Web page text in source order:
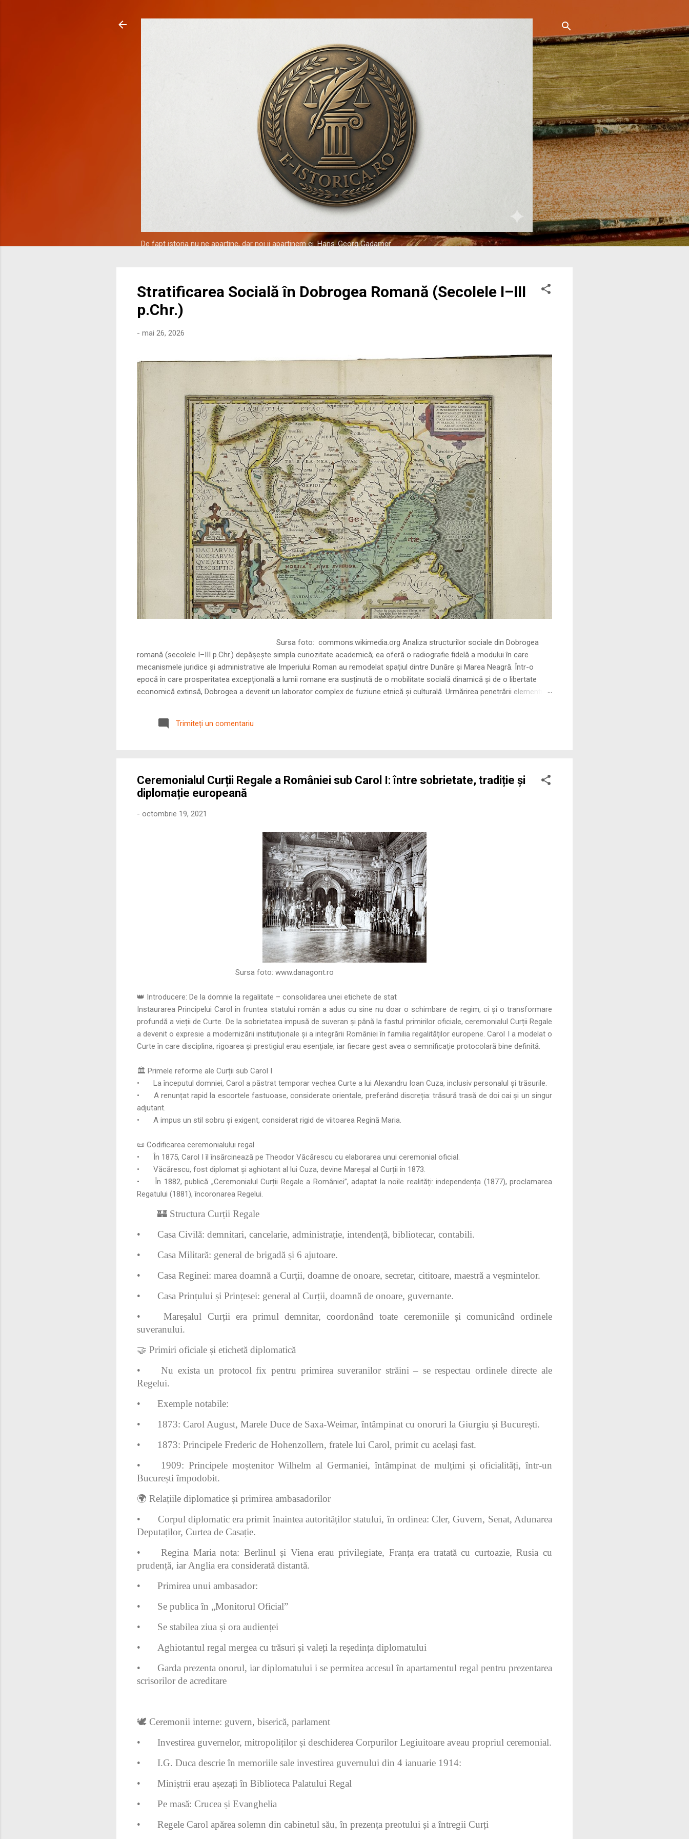
De fapt istoria nu ne apartine, dar noi ii apartinem ei. Hans-Georg Gadamer
Stratificarea Socială în Dobrogea Romană (Secolele I–III
p.Chr.)
- mai 26, 2026
Sursa foto: commons.wikimedia.org Analiza structurilor sociale din Dobrogea
romană (secolele I–III p.Chr.) depășește simpla curiozitate academică; ea oferă o radiografie fidelă a modului în care
mecanismele juridice și administrative ale Imperiului Roman au remodelat spațiul dintre Dunăre și Marea Neagră. Într-o
epocă în care prosperitatea excepțională a lumii romane era susținută de o mobilitate socială dinamică și de o libertate
economică extinsă, Dobrogea a devenit un laborator complex de fuziune etnică și culturală. Urmărirea penetrării elementului
precizie profunzimea și ritmul procesului de rom...
Trimiteți un comentariu
Ceremonialul Curții Regale a României sub Carol I: între sobrietate, tradiție și
diplomație europeană
- octombrie 19, 2021
Sursa foto: www.danagont.ro
👑 Introducere: De la domnie la regalitate – consolidarea unei etichete de stat
Instaurarea Principelui Carol în fruntea statului român a adus cu sine nu doar o schimbare de regim, ci și o transformare
profundă a vieții de Curte. De la sobrietatea impusă de suveran și până la fastul primirilor oficiale, ceremonialul Curții Regale
a devenit o expresie a modernizării instituționale și a integrării României în familia regalităților europene. Carol I a modelat o
Curte în care disciplina, rigoarea și prestigiul erau esențiale, iar fiecare gest avea o semnificație protocolară bine definită.
🏛️ Primele reforme ale Curții sub Carol I
•
La începutul domniei, Carol a păstrat temporar vechea Curte a lui Alexandru Ioan Cuza, inclusiv personalul și trăsurile.
•
A renunțat rapid la escortele fastuoase, considerate orientale, preferând discreția: trăsură trasă de doi cai și un singur
adjutant.
•
A impus un stil sobru și exigent, considerat rigid de viitoarea Regină Maria.
📜 Codificarea ceremonialului regal
•
În 1875, Carol I îl însărcinează pe Theodor Văcărescu cu elaborarea unui ceremonial oficial.
•
Văcărescu, fost diplomat și aghiotant al lui Cuza, devine Mareșal al Curții în 1873.
•
În 1882, publică „Ceremonialul Curții Regale a României”, adaptat la noile realități: independența (1877), proclamarea
Regatului (1881), încoronarea Regelui.
🏰 Structura Curții Regale
•
Casa Civilă: demnitari, cancelarie, administrație, intendență, bibliotecar, contabili.
•
Casa Militară: general de brigadă și 6 ajutoare.
•
Casa Reginei: marea doamnă a Curții, doamne de onoare, secretar, cititoare, maestră a veșmintelor.
•
Casa Prințului și Prințesei: general al Curții, doamnă de onoare, guvernante.
•
Mareșalul Curții era primul demnitar, coordonând toate ceremoniile și comunicând ordinele
suveranului.
🤝 Primiri oficiale și etichetă diplomatică
•
Nu exista un protocol fix pentru primirea suveranilor străini – se respectau ordinele directe ale
Regelui.
•
Exemple notabile:
•
1873: Carol August, Marele Duce de Saxa-Weimar, întâmpinat cu onoruri la Giurgiu și București.
•
1873: Principele Frederic de Hohenzollern, fratele lui Carol, primit cu același fast.
•
1909: Principele moștenitor Wilhelm al Germaniei, întâmpinat de mulțimi și oficialități, într-un
București împodobit.
🌍 Relațiile diplomatice și primirea ambasadorilor
•
Corpul diplomatic era primit înaintea autorităților statului, în ordinea: Cler, Guvern, Senat, Adunarea
Deputaților, Curtea de Casație.
•
Regina Maria nota: Berlinul și Viena erau privilegiate, Franța era tratată cu curtoazie, Rusia cu
prudență, iar Anglia era considerată distantă.
•
Primirea unui ambasador:
•
Se publica în „Monitorul Oficial”
•
Se stabilea ziua și ora audienței
•
Aghiotantul regal mergea cu trăsuri și valeți la reședința diplomatului
•
Garda prezenta onorul, iar diplomatului i se permitea accesul în apartamentul regal pentru prezentarea
scrisorilor de acreditare
🕊️ Ceremonii interne: guvern, biserică, parlament
•
Investirea guvernelor, mitropoliților și deschiderea Corpurilor Legiuitoare aveau propriul ceremonial.
•
I.G. Duca descrie în memoriile sale investirea guvernului din 4 ianuarie 1914:
•
Miniștrii erau așezați în Biblioteca Palatului Regal
•
Pe masă: Crucea și Evanghelia
•
Regele Carol apărea solemn din cabinetul său, în prezența preotului și a întregii Curți